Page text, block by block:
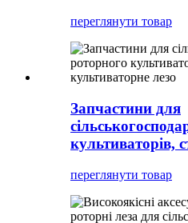
переглянути товар
Запчастини для
культиваторів,
переглянути товар